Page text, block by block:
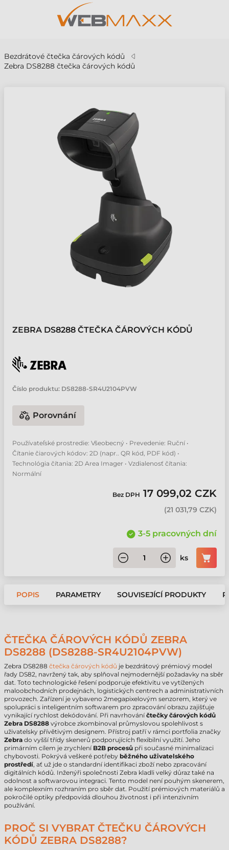
Bezdrátové čtečka čárových kódů
Zebra DS8288 čtečka čárových kódů
ZEBRA DS8288 ČTEČKA ČÁROVÝCH KÓDŮ
Číslo produktu: DS8288-SR4U2104PVW
Porovnání
Používateľské prostredie: Všeobecný • Prevedenie: Ruční •
Čítanie čiarových kódov: 2D (napr.. QR kód, PDF kód) •
Technológia čítania: 2D Area Imager • Vzdialenosť čítania:
Normální
Bez DPH 17 099,02 CZK
(21 031,79 CZK)
3-5 pracovných dní
ks
POPIS PARAMETRY SOUVISEJÍCÍ PRODUKTY
ČTEČKA ČÁROVÝCH KÓDŮ ZEBRA
DS8288 (DS8288-SR4U2104PVW)
Zebra DS8288 čtečka čárových kódů je bezdrátový prémiový model
řady DS82, navržený tak, aby splňoval nejmodernější požadavky na sběr
dat. Toto technologické řešení podporuje efektivitu ve vytížených
maloobchodních prodejnách, logistických centrech a administrativních
provozech. Zařízení je vybaveno 2megapixelovým senzorem, který ve
spolupráci s inteligentním softwarem pro zpracování obrazu zajišťuje
vynikající rychlost dekódování. Při navrhováníčtečky čárových kódů
Zebra DS8288 výrobce zkombinoval průmyslovou spolehlivost s
uživatelsky přívětivým designem. Přístroj patří v rámci portfolia značky
Zebra do vyšší třídy skenerů podporujících flexibilní využití. Jeho
primárním cílem je zrychlení B2B procesů při současné minimalizaci
chybovosti. Pokrývá veškeré potřeby běžného uživatelského
prostředí, ať už jde o standardní identifikaci zboží nebo zpracování
digitálních kódů. Inženýři společnosti Zebra kladli velký důraz také na
odolnost a softwarovou integraci. Tento model není pouhým skenerem,
ale komplexním rozhraním pro sběr dat. Použití prémiových materiálů a
pokročilé optiky předpovídá dlouhou životnost i při intenzivním
používání.
PROČ SI VYBRAT ČTEČKU ČÁROVÝCH
KÓDŮ ZEBRA DS8288?